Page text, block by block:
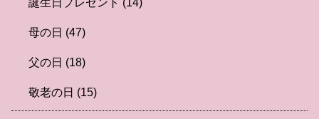
誕生日プレゼント (14)
母の日 (47)
父の日 (18)
敬老の日 (15)